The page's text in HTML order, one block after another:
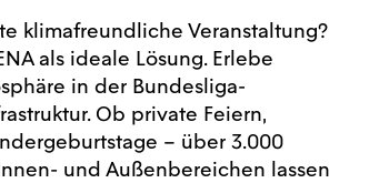
klimafreundliche Veranstaltung?
als ideale Lösung. Erlebe
in der Bundesliga-
Ob private Feiern,
– über 3.000
und Außenbereichen lassen